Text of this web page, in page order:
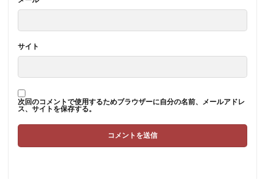
サイト
次回のコメントで使用するためブラウザーに自分の名前、メールアドレ
ス、サイトを保存する。